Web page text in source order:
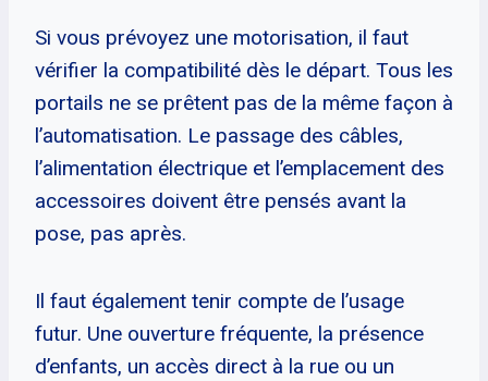
Si vous prévoyez une motorisation, il faut
vérifier la compatibilité dès le départ. Tous les
portails ne se prêtent pas de la même façon à
l’automatisation. Le passage des câbles,
l’alimentation électrique et l’emplacement des
accessoires doivent être pensés avant la
pose, pas après.
Il faut également tenir compte de l’usage
futur. Une ouverture fréquente, la présence
d’enfants, un accès direct à la rue ou un